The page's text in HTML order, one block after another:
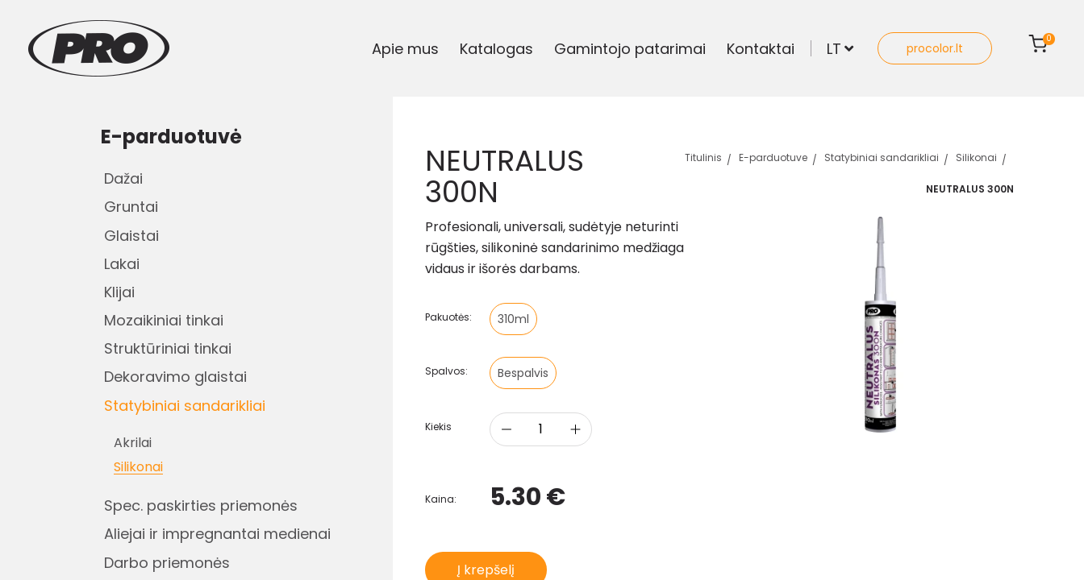
Apie mus Katalogas Gamintojo patarimai Kontaktai LT procolor.lt
0
E-parduotuvė
Dažai
Gruntai
Glaistai
Lakai
Klijai
Mozaikiniai tinkai
Struktūriniai tinkai
Dekoravimo glaistai
Statybiniai sandarikliai
Akrilai
Silikonai
Spec. paskirties priemonės
Aliejai ir impregnantai medienai
Darbo priemonės
NEUTRALUS
300N
Titulinis E-parduotuve Statybiniai sandarikliai Silikonai
NEUTRALUS 300N
Profesionali, universali, sudėtyje neturinti
rūgšties, silikoninė sandarinimo medžiaga
vidaus ir išorės darbams.
Pakuotės: 310ml
Spalvos: Bespalvis
Kiekis
Kaina: 5.30 €
Į krepšelį